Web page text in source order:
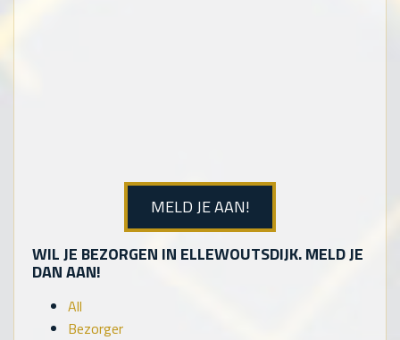
MELD JE AAN!
WIL JE BEZORGEN IN ELLEWOUTSDIJK. MELD JE
DAN AAN!
All
Bezorger